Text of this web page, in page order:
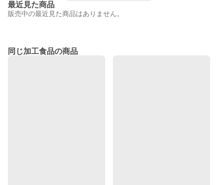
最近見た商品
販売中の最近見た商品はありません。
同じ加工食品の商品